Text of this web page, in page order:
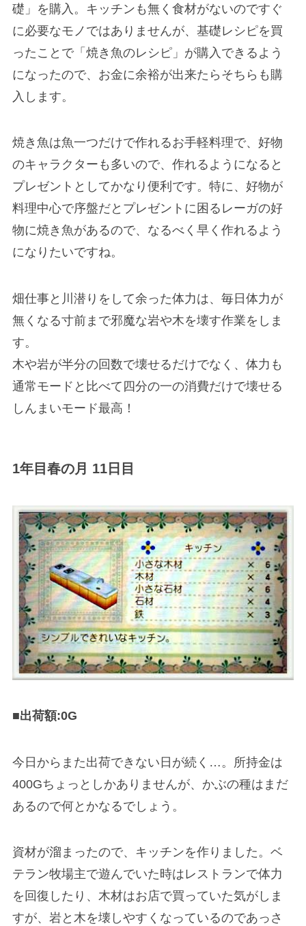
礎」を購入。キッチンも無く食材がないのですぐ
に必要なモノではありませんが、基礎レシピを買
ったことで「焼き魚のレシピ」が購入できるよう
になったので、お金に余裕が出来たらそちらも購
入します。
焼き魚は魚一つだけで作れるお手軽料理で、好物
のキャラクターも多いので、作れるようになると
プレゼントとしてかなり便利です。特に、好物が
料理中心で序盤だとプレゼントに困るレーガの好
物に焼き魚があるので、なるべく早く作れるよう
になりたいですね。
畑仕事と川潜りをして余った体力は、毎日体力が
無くなる寸前まで邪魔な岩や木を壊す作業をしま
す。
木や岩が半分の回数で壊せるだけでなく、体力も
通常モードと比べて四分の一の消費だけで壊せる
しんまいモード最高！
1年目春の月 11日目
■出荷額:0G
今日からまた出荷できない日が続く…。所持金は
400Gちょっとしかありませんが、かぶの種はまだ
あるので何とかなるでしょう。
資材が溜まったので、キッチンを作りました。ベ
テラン牧場主で遊んでいた時はレストランで体力
を回復したり、木材はお店で買っていた気がしま
すが、岩と木を壊しやすくなっているのであっさ